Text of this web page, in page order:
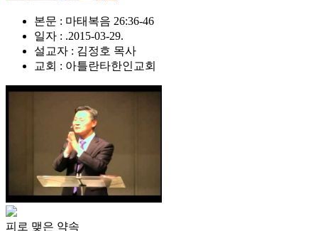
본문 : 마태복음 26:36-46
일자 : .2015-03-29.
설교자 : 김정호 목사
교회 : 아틀란타한인교회
피로 맺은 약속